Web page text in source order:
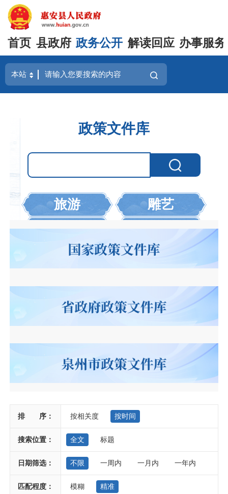
首页 县政府 政务公开 解读回应 办事服务
政策文件库
旅游
雕艺
建筑
石化
排 序： 按相关度 按时间
搜索位置： 全文 标题
日期筛选： 不限 一周内 一月内 一年内
匹配程度： 模糊 精准